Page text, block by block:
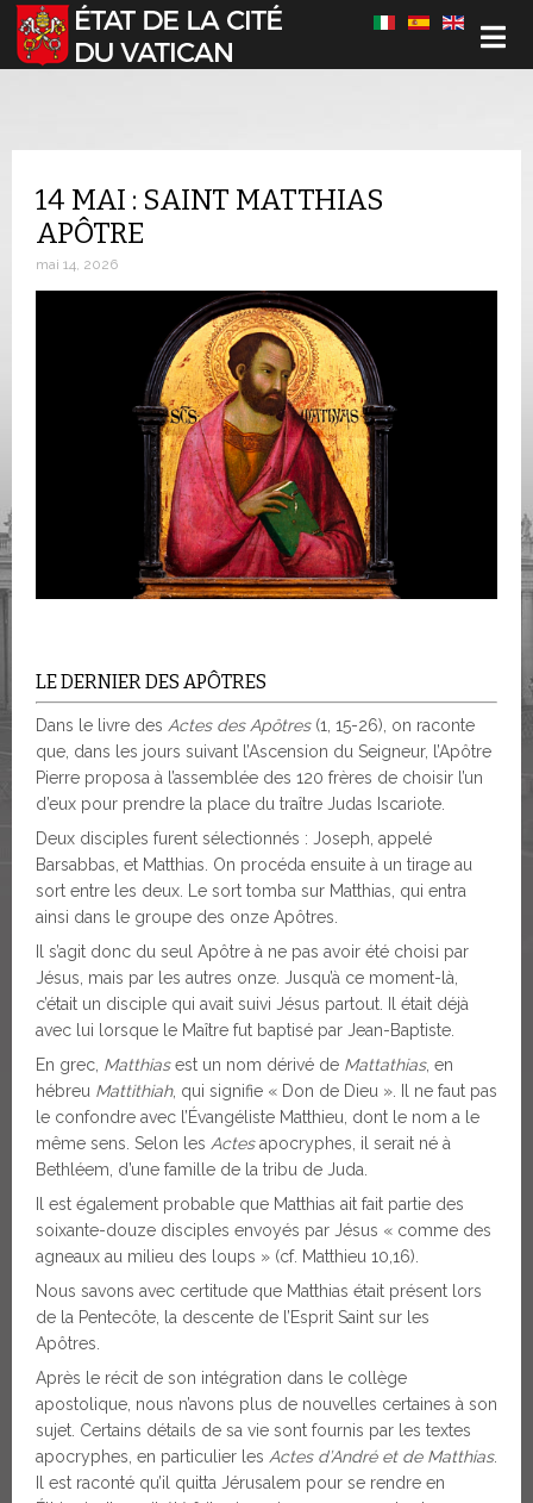
Sélectionnez votre langue
14 MAI : SAINT MATTHIAS
APÔTRE
mai 14, 2026
LE DERNIER DES APÔTRES
Dans le livre des Actes des Apôtres(1, 15-26), on raconte
que, dans les jours suivant l’Ascension du Seigneur, l’Apôtre
Pierre proposa à l’assemblée des 120 frères de choisir l’un
d’eux pour prendre la place du traître Judas Iscariote.
Deux disciples furent sélectionnés : Joseph, appelé
Barsabbas, et Matthias. On procéda ensuite à un tirage au
sort entre les deux. Le sort tomba sur Matthias, qui entra
ainsi dans le groupe des onze Apôtres.
Il s’agit donc du seul Apôtre à ne pas avoir été choisi par
Jésus, mais par les autres onze. Jusqu’à ce moment-là,
c’était un disciple qui avait suivi Jésus partout. Il était déjà
avec lui lorsque le Maître fut baptisé par Jean-Baptiste.
En grec, Matthiasest un nom dérivé de Mattathias, en
hébreu Mattithiah, qui signifie « Don de Dieu ». Il ne faut pas
le confondre avec l’Évangéliste Matthieu, dont le nom a le
même sens. Selon les Actesapocryphes, il serait né à
Bethléem, d’une famille de la tribu de Juda.
Il est également probable que Matthias ait fait partie des
soixante-douze disciples envoyés par Jésus « comme des
agneaux au milieu des loups » (cf. Matthieu 10,16).
Nous savons avec certitude que Matthias était présent lors
de la Pentecôte, la descente de l’Esprit Saint sur les
Apôtres.
Après le récit de son intégration dans le collège
apostolique, nous n’avons plus de nouvelles certaines à son
sujet. Certains détails de sa vie sont fournis par les textes
apocryphes, en particulier les Actes d’André et de Matthias.
Il est raconté qu’il quitta Jérusalem pour se rendre en